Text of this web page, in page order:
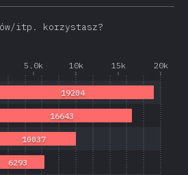
itp. korzystasz?
5.0k 10k 15k 20k
6293
10037
16643
19204